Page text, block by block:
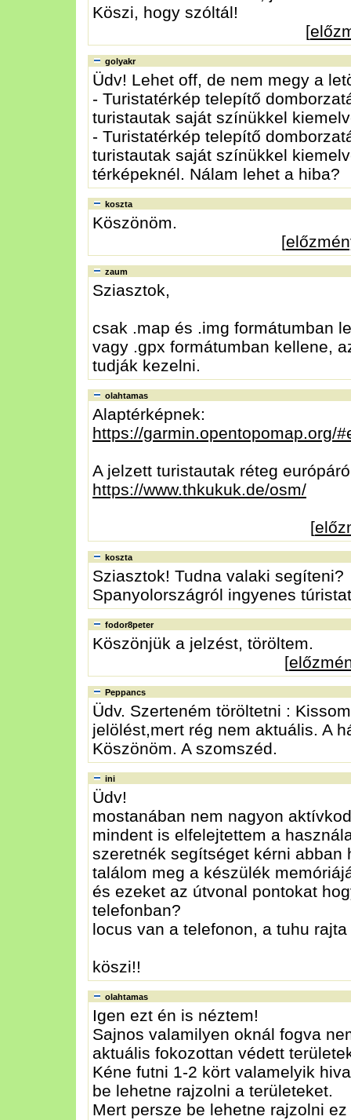
Köszi, hogy szóltál!
[
golyakr
Üdv! Lehet off, de nem megy a
- Turistatérkép telepítő
turistautak saját színükkel
- Turistatérkép telepítő
turistautak saját színükkel
térképeknél. Nálam lehet a hiba?
koszta
Köszönöm.
[
zaum
Sziasztok,
csak .map és .img formátumban
vagy .gpx formátumban kellene,
tudják kezelni.
olahtamas
Alaptérképnek:
https://garmin.opentopomap.org/
A jelzett turistautak réteg
https://www.thkukuk.de/osm/
[
koszta
Sziasztok! Tudna valaki segíteni?
Spanyolországról ingyenes
fodor8peter
Köszönjük a jelzést, töröltem.
[
Peppancs
Üdv. Szerteném töröltetni :
jelölést,mert rég nem aktuális. A
Köszönöm. A szomszéd.
ini
Üdv!
mostanában nem nagyon
mindent is elfelejtettem a
szeretnék segítséget kérni
találom meg a készülék
és ezeket az útvonal pontokat
telefonban?
locus van a telefonon, a tuhu rajta
köszi!!
olahtamas
Igen ezt én is néztem!
Sajnos valamilyen oknál fogva
aktuális fokozottan védett
Kéne futni 1-2 kört valamelyik
be lehetne rajzolni a területeket.
Mert persze be lehetne rajzolni